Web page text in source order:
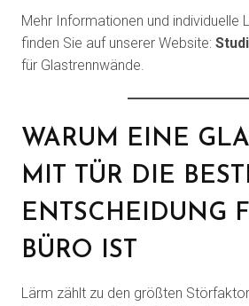
Mehr Informationen und individuelle
finden Sie auf unserer Website:
für Glastrennwände.
WARUM EINE
MIT TÜR DIE
ENTSCHEIDUNG
BÜRO IST
Lärm zählt zu den größten